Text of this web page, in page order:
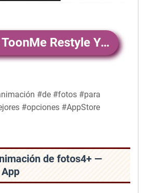
Descargar ToonMe Restyle Yourself Filter4+
#de #fotos #para
#opciones #AppStore
de fotos4+ —